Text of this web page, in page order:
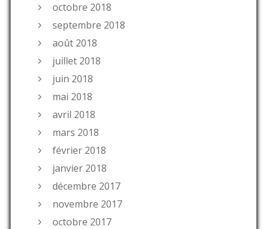
octobre 2018
septembre 2018
août 2018
juillet 2018
juin 2018
mai 2018
avril 2018
mars 2018
février 2018
janvier 2018
décembre 2017
novembre 2017
octobre 2017